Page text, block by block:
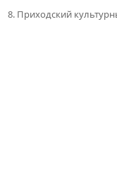
8. Приходский